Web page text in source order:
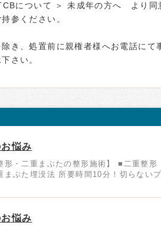
について ＞ 未成年の方へ より同
参ください。
き、処置前に親権者様へお電話にて
さい。
悩み
形・二重まぶたの整形施術】 ■二重整
まぶた埋没法 所要時間10分！切らない
悩み